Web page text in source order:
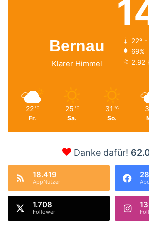
Bernau
Klarer Himmel
22º -
69%
2.92
22 ℃
Fr.
25 ℃
Sa.
31 ℃
So.
Danke dafür!
18.419
AppNutzer
1.708
Follower